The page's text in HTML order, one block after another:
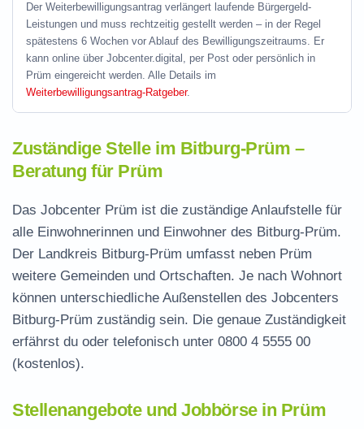
Der Weiterbewilligungsantrag verlängert laufende Bürgergeld-
Leistungen und muss rechtzeitig gestellt werden – in der Regel
spätestens 6 Wochen vor Ablauf des Bewilligungszeitraums. Er
kann online über Jobcenter.digital, per Post oder persönlich in
Prüm eingereicht werden. Alle Details im
Weiterbewilligungsantrag-Ratgeber.
Zuständige Stelle im Bitburg-Prüm –
Beratung für Prüm
Das Jobcenter Prüm ist die zuständige Anlaufstelle für
alle Einwohnerinnen und Einwohner des Bitburg-Prüm.
Der Landkreis Bitburg-Prüm umfasst neben Prüm
weitere Gemeinden und Ortschaften. Je nach Wohnort
können unterschiedliche Außenstellen des Jobcenters
Bitburg-Prüm zuständig sein. Die genaue Zuständigkeit
erfährst du oder telefonisch unter 0800 4 5555 00
(kostenlos).
Stellenangebote und Jobbörse in Prüm